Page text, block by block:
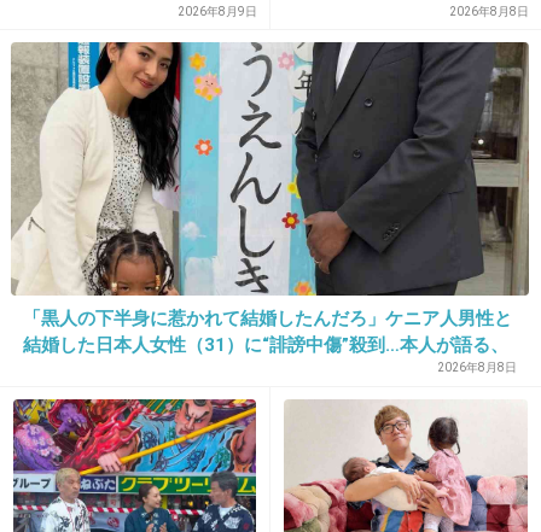
別にビッグじゃなさそう
+61 -3
2013/09/16(月) 13:44:59
汚ねー体見せんな
+115
ギャラのいいとこ狙い？
美奈子が喜ぶだけだからでてこないで。
2026年8月9日
ZONE・MIZUHO（38）が明
かす「19年ぶりに芸能界復
帰」した本当の理由
2026年8月8日
「黒人の下半身に惹かれて結婚したんだろ」ケニア人男性と
結婚した日本人女性（31）に“誹謗中傷”殺到…本人が語る、
2026年8月8日